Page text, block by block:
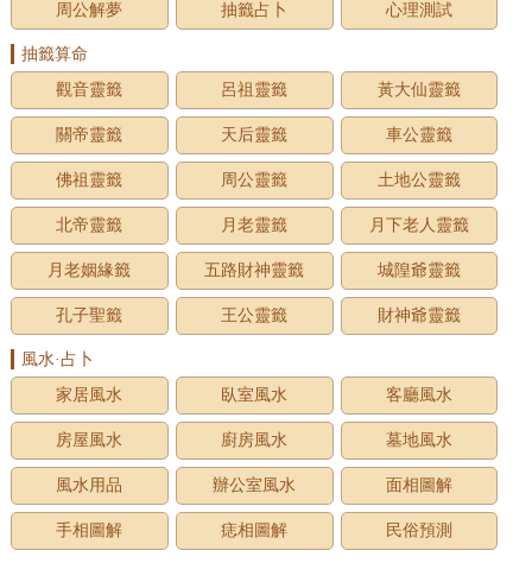
周公解夢
抽籤占卜 心理測試
抽籤算命
觀音靈籤
呂祖靈籤 黃大仙靈籤
關帝靈籤 天后靈籤 車公靈籤
佛祖靈籤 周公靈籤 土地公靈籤
北帝靈籤 月老靈籤 月下老人靈籤
月老姻緣籤 五路財神靈籤 城隍爺靈籤
孔子聖籤 王公靈籤 財神爺靈籤
風水·占卜
家居風水
臥室風水 客廳風水
房屋風水 廚房風水 墓地風水
風水用品 辦公室風水 面相圖解
手相圖解 痣相圖解 民俗預測